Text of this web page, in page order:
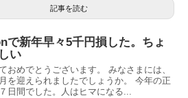
記事を読む
で新年早々5千円損した。ちょ
い
おめでとうございます。 みなさまには、
を迎えられましたでしょうか。 今年の正
日間でした。人はヒマになる...